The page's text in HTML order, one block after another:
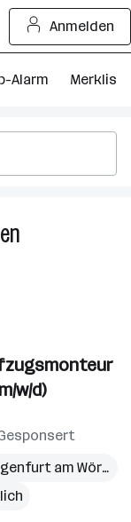
Anmelden
Alarm Merkliste
w/d)
am Wörthersee